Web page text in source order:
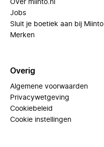
Over miinto.nl
Jobs
Sluit je boetiek aan bij Miinto
Merken
Overig
Algemene voorwaarden
Privacywetgeving
Cookiebeleid
Cookie instellingen